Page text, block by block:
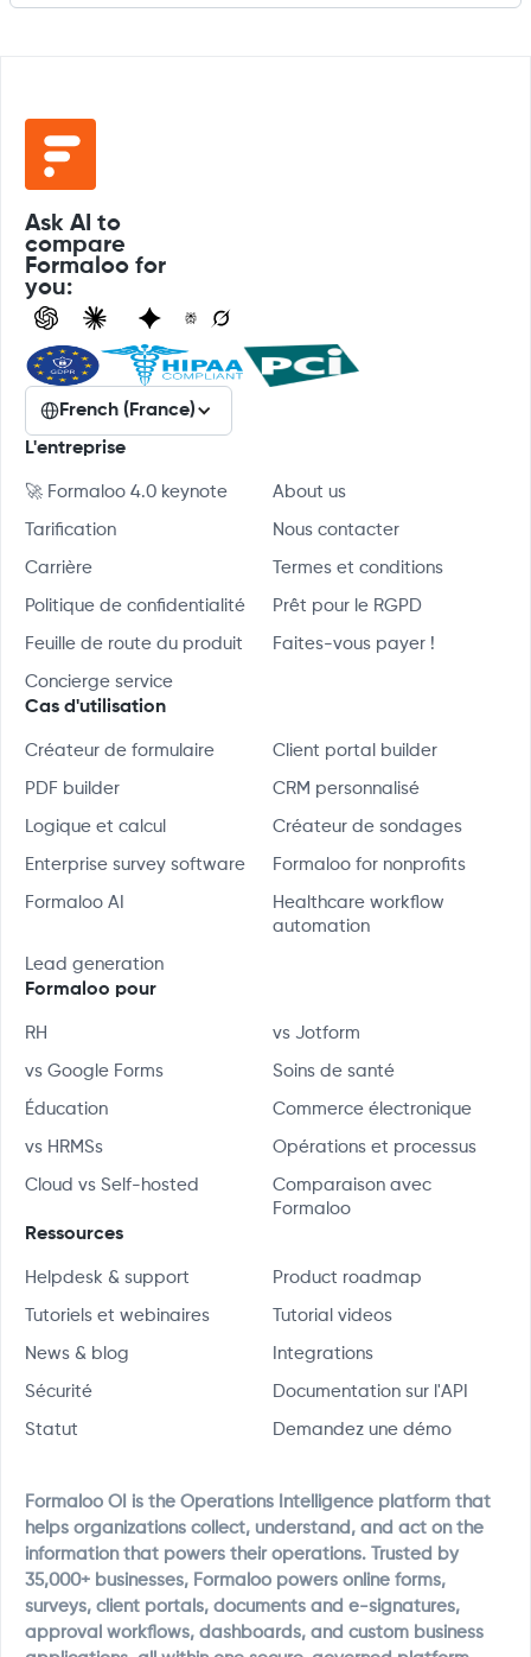
Ask AI to
compare
Formaloo for
you:
French (France)
L'entreprise
🚀 Formaloo 4.0 keynote About us
Tarification Nous contacter
Carrière Termes et conditions
Politique de confidentialité Prêt pour le RGPD
Feuille de route du produit Faites-vous payer !
Concierge service
Cas d'utilisation
Créateur de formulaire Client portal builder
PDF builder CRM personnalisé
Logique et calcul Créateur de sondages
Enterprise survey software Formaloo for nonprofits
Formaloo AI
Healthcare workflow
automation
Lead generation
Formaloo pour
RH vs Jotform
vs Google Forms Soins de santé
Éducation Commerce électronique
vs HRMSs Opérations et processus
Cloud vs Self-hosted
Comparaison avec
Formaloo
Ressources
Helpdesk & support Product roadmap
Tutoriels et webinaires Tutorial videos
News & blog Integrations
Sécurité Documentation sur l'API
Statut Demandez une démo
Formaloo OI is the Operations Intelligence platform that
helps organizations collect, understand, and act on the
information that powers their operations. Trusted by
35,000+ businesses, Formaloo powers online forms,
surveys, client portals, documents and e-signatures,
approval workflows, dashboards, and custom business